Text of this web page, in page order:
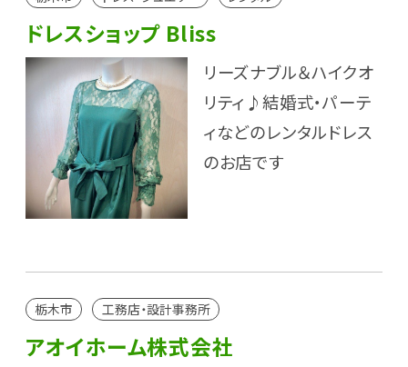
ドレスショップ Bliss
リーズナブル＆ハイクオ
リティ♪結婚式・パーテ
ィなどのレンタルドレス
のお店です
栃木市 工務店・設計事務所
アオイホーム株式会社